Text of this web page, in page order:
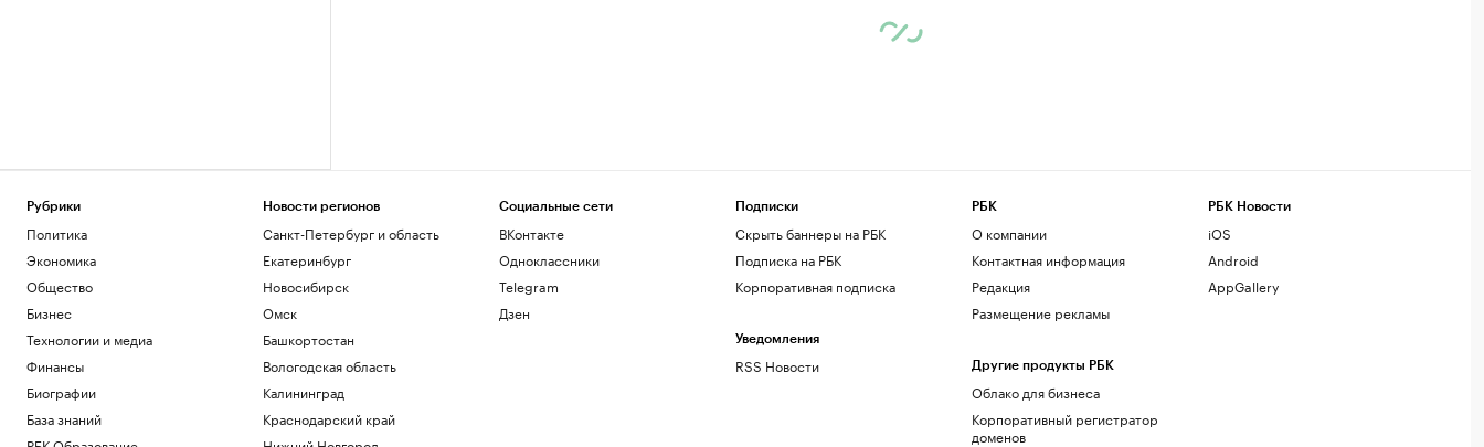
Рубрики
Политика
Экономика
Общество
Бизнес
Технологии и медиа
Финансы
Биографии
База знаний
Новости регионов
Санкт-Петербург и область
Екатеринбург
Новосибирск
Омск
Башкортостан
Вологодская область
Калининград
Краснодарский край
Социальные сети
ВКонтакте
Одноклассники
Telegram
Дзен
Подписки
Скрыть баннеры на РБК
Подписка на РБК
Корпоративная подписка
Уведомления
RSS Новости
РБК
О компании
Контактная информация
Редакция
Размещение рекламы
Другие продукты РБК
Облако для бизнеса
Корпоративный регистратор
доменов
РБК Новости
iOS
Android
AppGallery